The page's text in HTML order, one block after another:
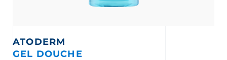
ATODERM
GEL DOUCHE